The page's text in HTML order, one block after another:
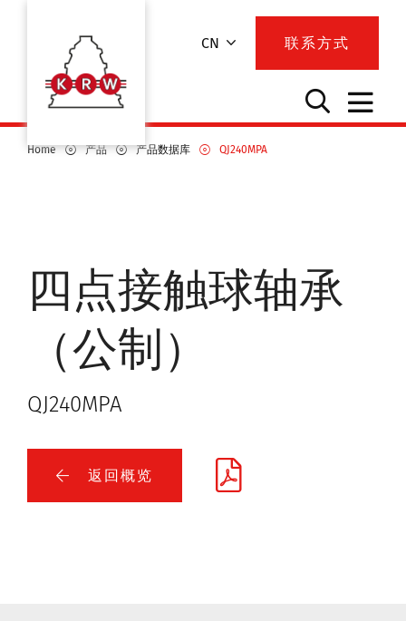
CN 联系方式
Home 产品 产品数据库 QJ240MPA
四点接触球轴承
（公制）
QJ240MPA
返回概览